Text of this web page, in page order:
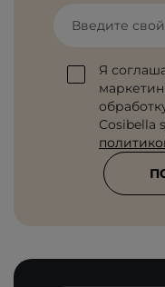
Введите
Я
Cosibella